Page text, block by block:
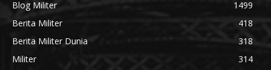
Blog Militer
1499
Berita Militer
418
Berita Militer Dunia
318
Militer
314